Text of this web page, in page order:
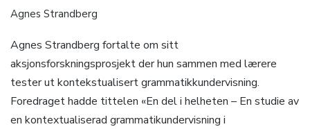
Agnes Strandberg
Agnes Strandberg fortalte om sitt
aksjonsforskningsprosjekt der hun sammen med lærere
tester ut kontekstualisert grammatikkundervisning.
Foredraget hadde tittelen «En del i helheten – En studie av
en kontextualiserad grammatikundervisning i